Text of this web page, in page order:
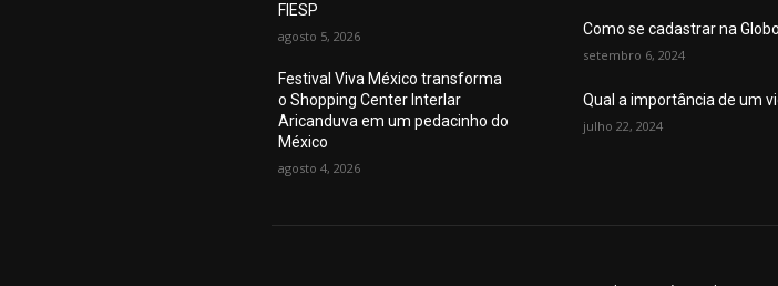
FIESP
agosto 5, 2026
Festival Viva México transforma
o Shopping Center Interlar
Aricanduva em um pedacinho do
México
agosto 4, 2026
Como se cadastrar na Globo
setembro 6, 2024
Qual a importância de um
julho 22, 2024